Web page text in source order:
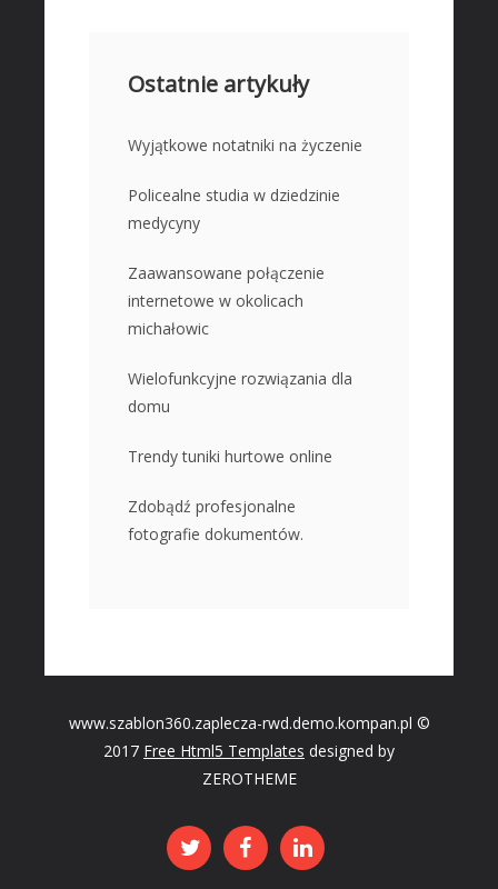
Ostatnie artykuły
Wyjątkowe notatniki na życzenie
Policealne studia w dziedzinie
medycyny
Zaawansowane połączenie
internetowe w okolicach
michałowic
Wielofunkcyjne rozwiązania dla
domu
Trendy tuniki hurtowe online
Zdobądź profesjonalne
fotografie dokumentów.
www.szablon360.zaplecza-rwd.demo.kompan.pl ©
2017 Free Html5 Templates designed by
ZEROTHEME